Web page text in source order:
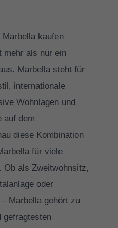
kaufen
mehr als nur ein
Marbella steht für
internationale
Wohnlagen und
auf dem
diese Kombination
für viele
Ob als Zweitwohnsitz,
oder
Marbella gehört zu
gefragtesten